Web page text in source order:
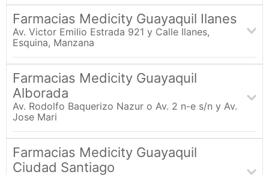
9:00 a 17:00
WhatsApp:
Dirección
Esmeraldas 815 y AV. 9 de Octubre
Teléfono
(042) 287-234
Horarios
9:00 a 17:00
WhatsApp:
Farmacias Medicity Guayaquil Ilanes
Av. Victor Emilio Estrada 921 y Calle Ilanes,
Esquina, Manzana
Dirección
Esmeraldas 815 y AV. 9 de Octubre
Teléfono
(042) 287-234
Horarios
9:00 a 17:00
WhatsApp:
Farmacias Medicity Guayaquil
Alborada
Av. Rodolfo Baquerizo Nazur o Av. 2 n-e s/n y Av.
Jose Mari
Dirección
Esmeraldas 815 y AV. 9 de Octubre
Teléfono
(042) 287-234
Farmacias Medicity Guayaquil
Ciudad Santiago